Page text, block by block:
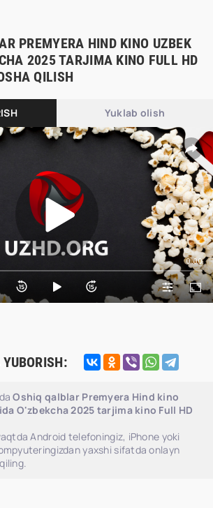
PREMYERA HIND KINO UZBEK
2025 TARJIMA KINO FULL HD
QILISH
Yuklab olish
0:00
Oshiq qalblar Premyera Hind kino
O'zbekcha 2025 tarjima kino Full HD
Android telefoningiz, iPhone yoki
yaxshi sifatda onlayn